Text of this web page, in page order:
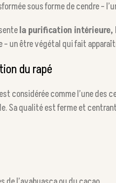
sous forme de cendre
la purification intérieure,
un être végétal qui fait
du rapé
considérée comme l’une des
Sa qualité est ferme et